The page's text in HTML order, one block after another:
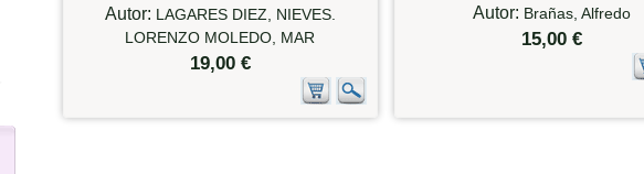
Autor: LAGARES DIEZ, NIEVES.
LORENZO MOLEDO, MAR
19,00 €
Autor: Brañas, Alfredo
15,00 €